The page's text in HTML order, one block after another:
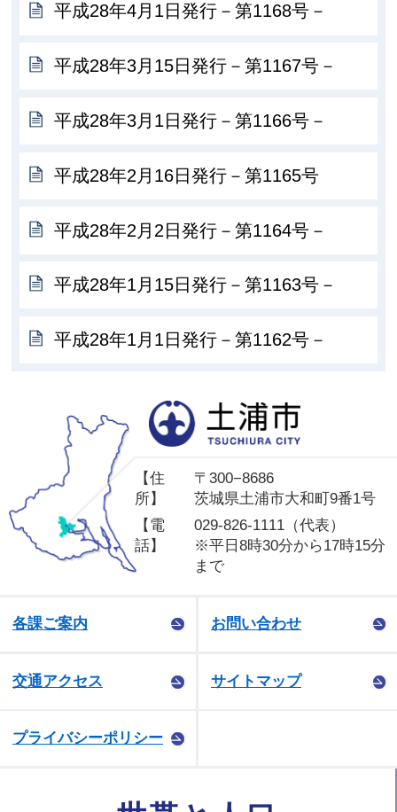
平成28年4月1日発行－第1168号－
平成28年3月15日発行－第1167号－
平成28年3月1日発行－第1166号－
平成28年2月16日発行－第1165号
平成28年2月2日発行－第1164号－
平成28年1月15日発行－第1163号－
平成28年1月1日発行－第1162号－
【住
所】
〒300−8686
茨城県土浦市大和町9番1号
【電
話】
029-826-1111（代表）
※平日8時30分から17時15分
まで
各課ご案内 お問い合わせ
交通アクセス サイトマップ
プライバシーポリシー